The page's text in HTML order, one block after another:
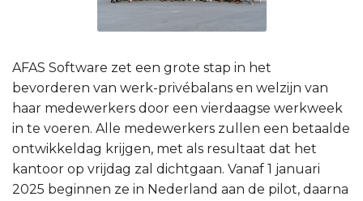
AFAS Software zet een grote stap in het
bevorderen van werk-privébalans en welzijn van
haar medewerkers door een vierdaagse werkweek
in te voeren. Alle medewerkers zullen een betaalde
ontwikkeldag krijgen, met als resultaat dat het
kantoor op vrijdag zal dichtgaan. Vanaf 1 januari
2025 beginnen ze in Nederland aan de pilot, daarna